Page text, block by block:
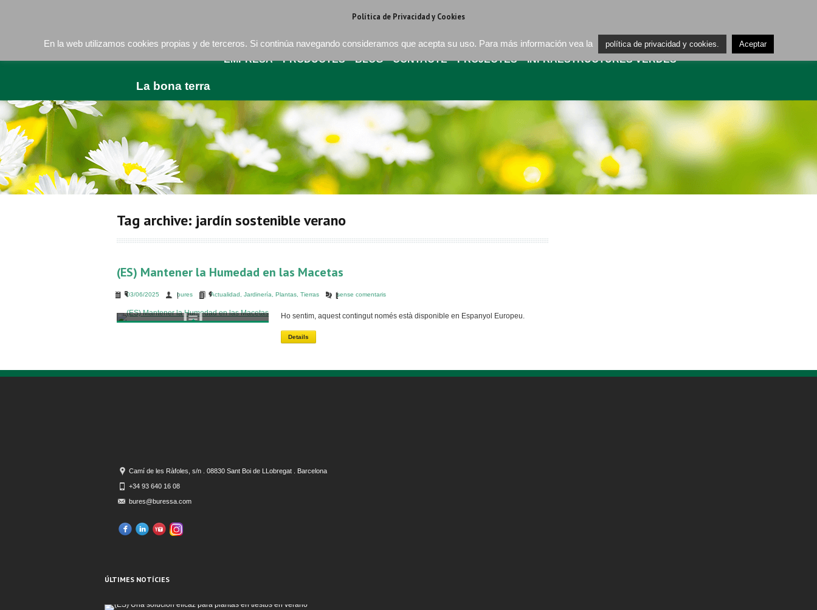
La bona terra
EMPRESA PRODUCTES BLOG CONTACTE PROJECTES INFRAESTRUCTURES VERDES
Tag archive: jardín sostenible verano
(ES) Mantener la Humedad en las Macetas
03/06/2025 bures Actualidad Jardinería Plantas Tierras sense comentaris
Ho sentim, aquest contingut només està disponible en Espanyol Europeu.
Details
Camí de les Ràfoles, s/n . 08830 Sant Boi de LLobregat . Barcelona
+34 93 640 16 08
bures@buressa.com
ÚLTIMES NOTÍCIES
Política de Privacidad y Cookies
En la web utilizamos cookies propias y de terceros. Si continúa navegando consideramos que acepta su uso. Para más información vea la política de privacidad y cookies. Aceptar